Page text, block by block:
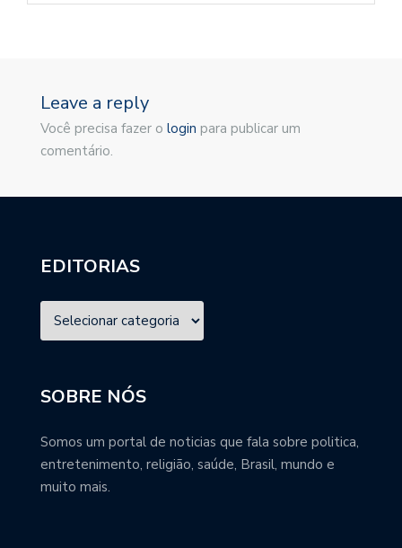
Leave a reply
Você precisa fazer o login para publicar um
comentário.
EDITORIAS
SOBRE NÓS
Somos um portal de noticias que fala sobre politica,
entretenimento, religião, saúde, Brasil, mundo e
muito mais.